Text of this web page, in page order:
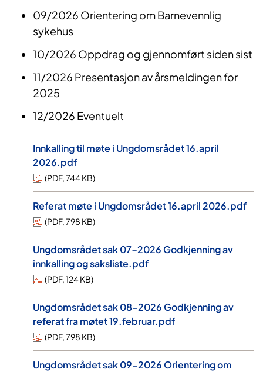
09/2026 Orientering om Barnevennlig
sykehus
10/2026 Oppdrag og gjennomført siden sist
11/2026 Presentasjon av årsmeldingen for
2025
12/2026 Eventuelt
Innkalling til møte i Ungdomsrådet 16.april
2026.pdf
(PDF,744 KB)
Referat møte i Ungdomsrådet 16.april 2026.pdf
(PDF,798 KB)
Ungdomsrådet sak 07-2026 Godkjenning av
innkalling og saksliste.pdf
(PDF,124 KB)
Ungdomsrådet sak 08-2026 Godkjenning av
referat fra møtet 19.februar.pdf
(PDF,798 KB)
Ungdomsrådet sak 09-2026 Orientering om